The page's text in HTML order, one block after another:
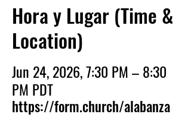
Hora y Lugar (Time &
Location)
Jun 24, 2026, 7:30 PM – 8:30
PM PDT
https://form.church/alabanza